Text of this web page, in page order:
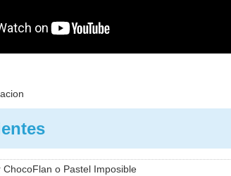
ChocoFlan o Pastel Imposible